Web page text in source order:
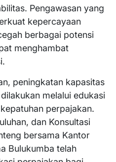
Pengawasan yang
kepercayaan
berbagai potensi
menghambat
peningkatan kapasitas
melalui edukasi
perpajakan.
dan Konsultasi
bersama Kantor
Bulukumba telah